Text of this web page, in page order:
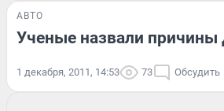
АВТО
Ученые назвали
1 декабря, 2011, 14:53 73 Обсудить